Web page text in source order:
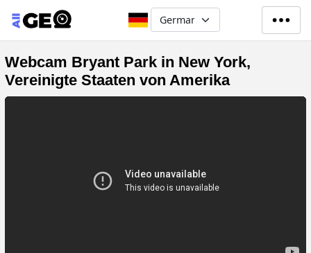
Direkt zum Inhalt
Select your language
Webcam Bryant Park in New York,
Vereinigte Staaten von Amerika